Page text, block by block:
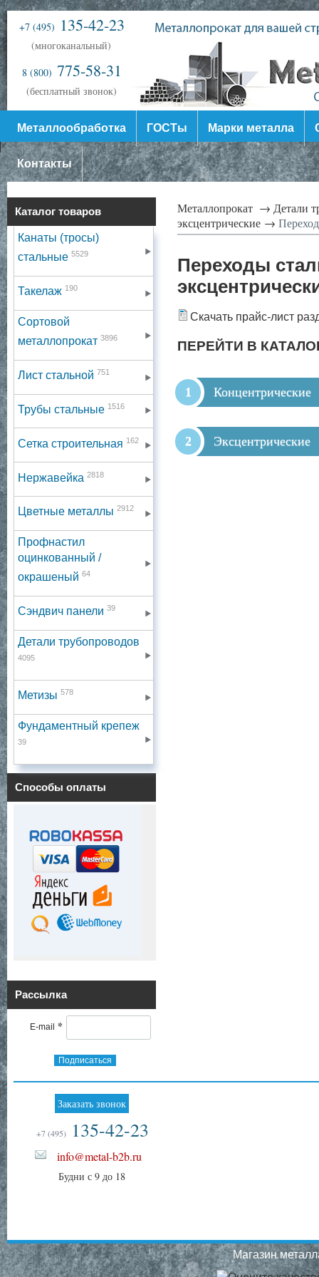
+7 (495) 135-42-23
(многоканальный)
8 (800) 775-58-31
(бесплатный звонок)
Металлообработка ГОСТы Марки металла
Контакты
Каталог товаров
Канаты (тросы)
стальные 5529
Такелаж 190
Сортовой
металлопрокат 3896
Лист стальной 751
Трубы стальные 1516
Сетка строительная 162
Нержавейка 2818
Цветные металлы 2912
Профнастил
оцинкованный /
окрашеный 64
Сэндвич панели 39
Детали трубопроводов
4095
Метизы 578
Фундаментный крепеж
39
Способы оплаты
Рассылка
E-mail *
Подписаться
Металлопрокат → Детали
эксцентрические →
Переходы
Скачать прайс-лист
ПЕРЕЙТИ В
Концентрические
Эксцентрические
Заказать звонок
+7 (495) 135-42-23
info@metal-b2b.ru
Будни с 9 до 18
Магазин